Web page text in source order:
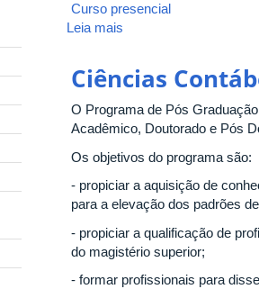
Curso presencial
Leia mais
Ciências
O Programa de Pós
Acadêmico, Doutorado e Pós
Os objetivos do programa são:
- propiciar a aquisição de
para a elevação dos padrões
- propiciar a qualificação de
do magistério superior;
- formar profissionais para